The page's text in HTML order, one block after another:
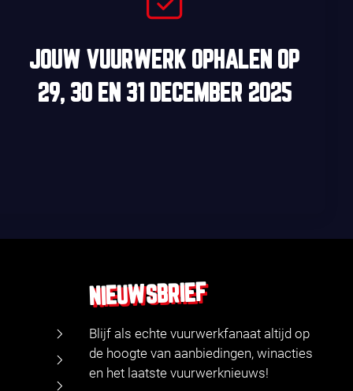
JOUW VUURWERK OPHALEN OP
29, 30EN 31 DECEMBER 2025
NIEUWSBRIEF
Blijf als echte vuurwerkfanaat altijd op
de hoogte van aanbiedingen, winacties
en het laatste vuurwerknieuws!